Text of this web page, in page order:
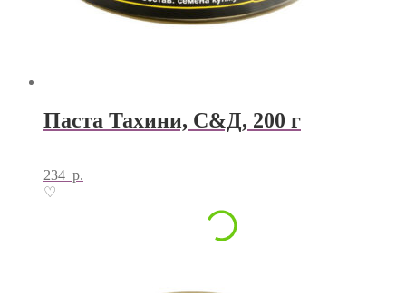
Паста Тахини, С&Д, 200 г
234 р.
♡